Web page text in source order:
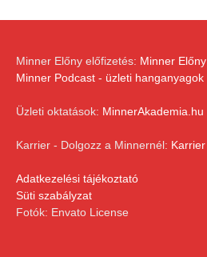
Minner Előny előfizetés: Minner Előny
Minner Podcast - üzleti hanganyagok
Üzleti oktatások: MinnerAkademia.hu
Karrier - Dolgozz a Minnernél: Karrier
Adatkezelési tájékoztató
Süti szabályzat
Fotók: Envato License